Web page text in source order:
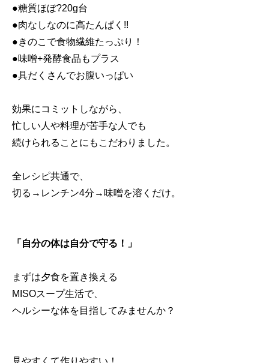
●糖質ほぼ?20g台
●肉なしなのに高たんぱく!!
●きのこで食物繊維たっぷり！
●味噌+発酵食品もプラス
●具だくさんでお腹いっぱい
効果にコミットしながら、
忙しい人や料理が苦手な人でも
続けられることにもこだわりました。
全レシピ共通で、
切る→レンチン4分→味噌を溶くだけ。
「自分の体は自分で守る！」
まずは夕食を置き換える
MISOスープ生活で、
ヘルシーな体を目指してみませんか？
見やすくて作りやすい！